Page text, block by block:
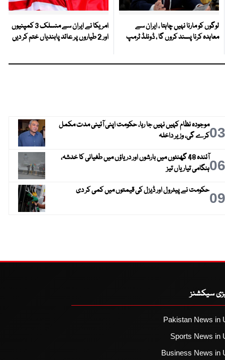
لوگوں کو مارنا نہیں چاہتا ، ایران سے
معاہدہ کرنا پسند کروں گا ، ڈونلڈ ٹرمپ
امریکا نے ایران سے منسلک 3 کمپنیوں
اور 2 طیاروں پر عائد پابندیاں ختم کر دیں
03موجودہ نظام کہیں نہیں جا رہا، حکومت اپنی آئینی مدت مکمل
کرے گی، وزیر داخلہ
06
آئندہ 48 گھنٹوں میں بارشوں اور دریاؤں میں طغیانی کا خدشہ،
ہنگامی تیاریاں تیز
09حکومت نے پیٹرول اور ڈیزل کی قیمتوں میں کمی کر دی
سیکشنز
Pakistan News in
Sports News in
Business News in